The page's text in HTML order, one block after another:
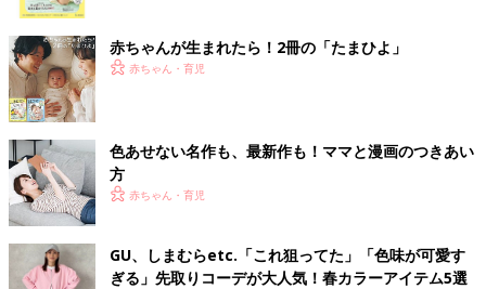
赤ちゃんが生まれたら！2冊の「たまひよ」
赤ちゃん・育児
色あせない名作も、最新作も！ママと漫画のつきあい
方
赤ちゃん・育児
GU、しまむらetc.「これ狙ってた」「色味が可愛す
ぎる」先取りコーデが大人気！春カラーアイテム5選